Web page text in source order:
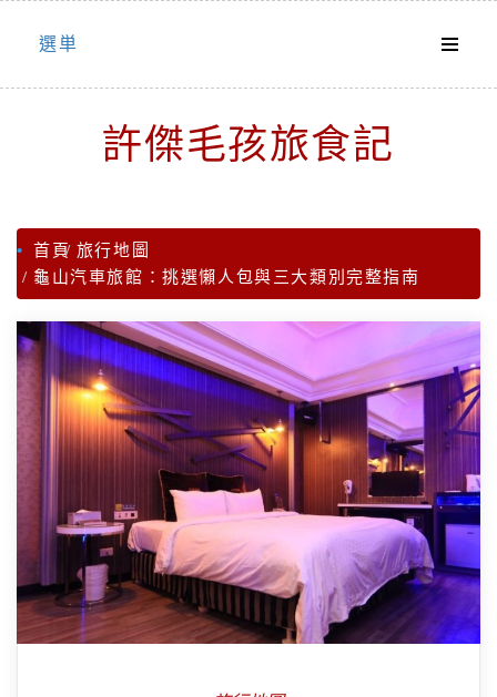
Skip
選単
許傑毛孩旅食記
首頁 旅行地圖
龜山汽車旅館：挑選懶人包與三大類別完整指南